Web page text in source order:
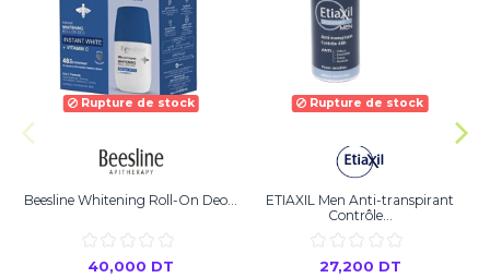
Rupture de stock
Beesline Whitening Roll-On Deo...
40,000 DT
Rupture de stock
ETIAXIL Men Anti-transpirant
Contrôle...
27,200 DT